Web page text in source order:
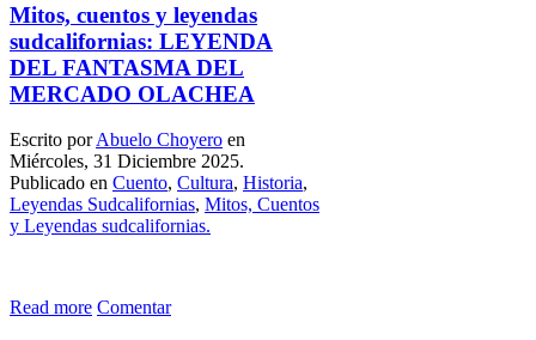
Mitos, cuentos y leyendas
sudcalifornias: LEYENDA
DEL FANTASMA DEL
MERCADO OLACHEA
Escrito porAbuelo Choyero en
Miércoles, 31 Diciembre 2025.
Publicado en Cuento, Cultura, Historia,
Leyendas Sudcalifornias, Mitos, Cuentos
y Leyendas sudcalifornias.
Read more Comentar